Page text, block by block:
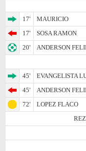
17'
MAURICIO
17'
SOSA RAMON
20'
ANDERSON
45'
EVANGELISTA
45'
ANDERSON
72'
LOPEZ FLACO